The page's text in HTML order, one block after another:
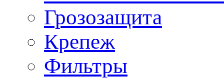
Грозозащита
Крепеж
Фильтры